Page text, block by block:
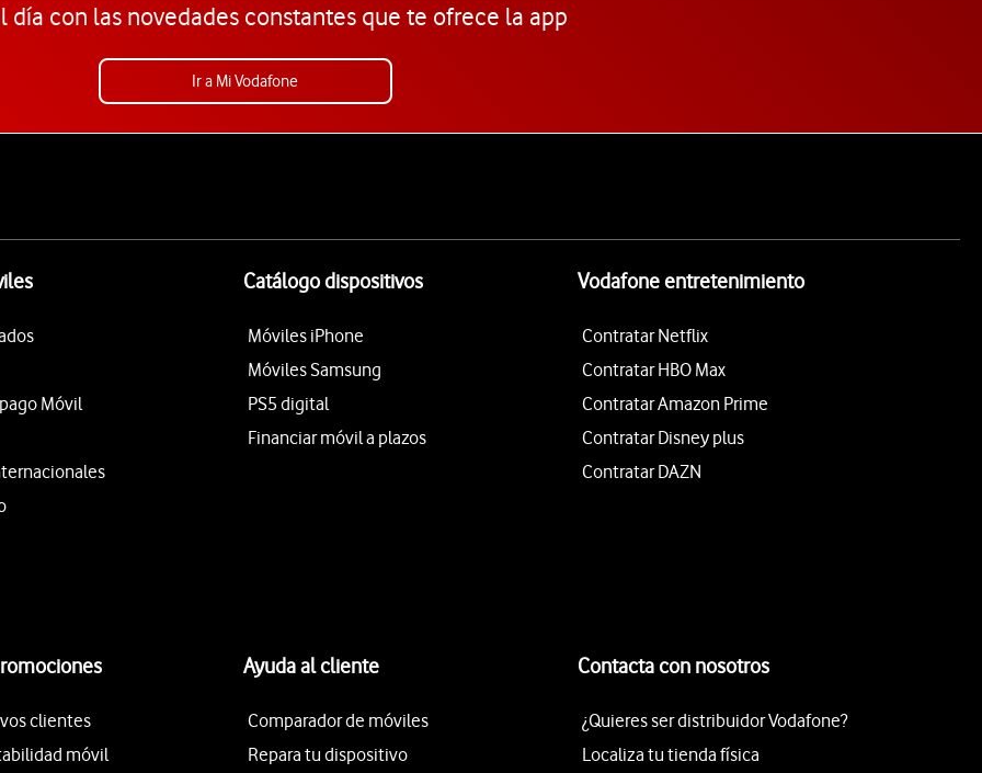
día con las novedades constantes que te ofrece la app
Ir a Mi Vodafone
Móvil
Catálogo dispositivos
Móviles iPhone
Móviles Samsung
PS5 digital
Financiar móvil a plazos
Vodafone entretenimiento
Contratar Netflix
Contratar HBO Max
Contratar Amazon Prime
Contratar Disney plus
Contratar DAZN
clientes
móvil
Ayuda al cliente
Comparador de móviles
Repara tu dispositivo
Contacta con nosotros
¿Quieres ser distribuidor Vodafone?
Localiza tu tienda física